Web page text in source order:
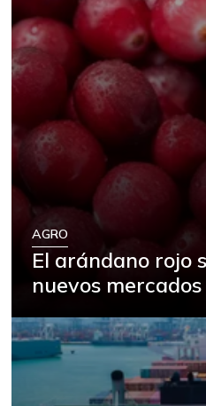
AGRO
El arándano rojo
nuevos